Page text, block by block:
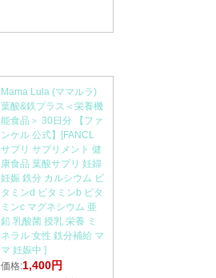
Mama Lula (ママルラ)
葉酸&鉄プラス＜栄養機
能食品＞ 30日分 【ファ
ンケル 公式】[FANCL
サプリ サプリメント 健
康食品 葉酸サプリ 妊婦
妊娠 鉄分 カルシウム ビ
タミンd ビタミンb ビタ
ミンc マグネシウム 亜
鉛 乳酸菌 授乳 栄養 ミ
ネラル 女性 鉄分補給 マ
マ 妊娠中 ]
価格:1,400円